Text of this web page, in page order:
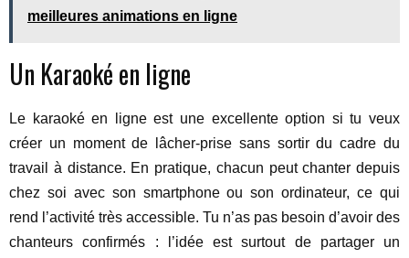
meilleures animations en ligne
Un Karaoké en ligne
Le karaoké en ligne est une excellente option si tu veux
créer un moment de lâcher-prise sans sortir du cadre du
travail à distance. En pratique, chacun peut chanter depuis
chez soi avec son smartphone ou son ordinateur, ce qui
rend l’activité très accessible. Tu n’as pas besoin d’avoir des
chanteurs confirmés : l’idée est surtout de partager un